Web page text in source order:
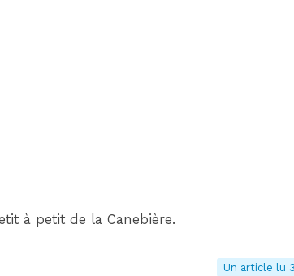
à petit de la Canebière.
Un article lu